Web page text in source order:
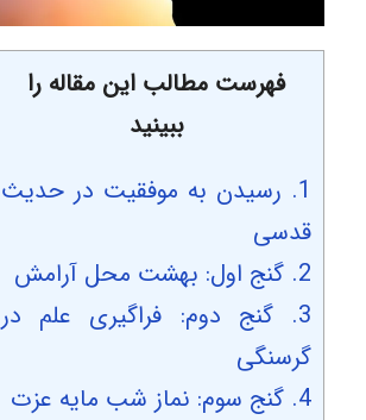
فهرست مطالب این مقاله را
ببینید
1. رسیدن به موفقیت در حدیث
قدسی
2. گنج اول: بهشت محل آرامش
3.
گنج دوم: فراگیری علم در
گرسنگی
4. گنج سوم: نماز شب مایه عزت